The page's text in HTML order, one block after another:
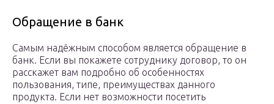
Обращение в банк
Самым надёжным способом является обращение в
банк. Если вы покажете сотруднику договор, то он
расскажет вам подробно об особенностях
пользования, типе, преимуществах данного
продукта. Если нет возможности посетить